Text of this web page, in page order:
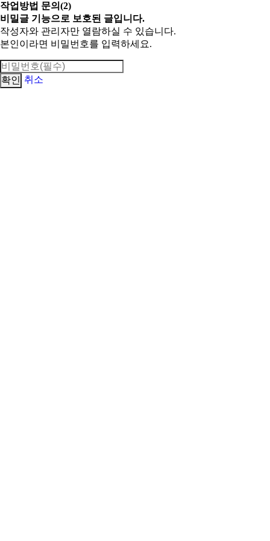
작업방법 문의(2)
비밀글 기능으로 보호된 글입니다.
작성자와 관리자만 열람하실 수 있습니다.
본인이라면 비밀번호를 입력하세요.
확인 취소